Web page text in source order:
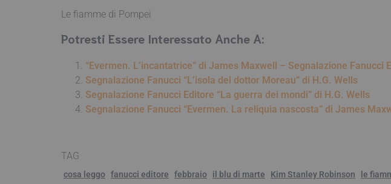
Le fiamme di Pompei
Potresti Essere Interessato Anche A:
“Evermen. L’incantatrice” di James Maxwell – Segnalazione Fanucci
Segnalazione Fanucci “L’isola del dottor Moreau” di H.G. Wells
Segnalazione Fanucci Editore “La guerra dei mondi” di H.G. Wells
Segnalazione Fanucci “Evermen. La reliquia nascosta” di James
TAG
cosa leggo fanucci editore febbraio il blu di marte Kim Stanley Robinson le